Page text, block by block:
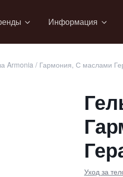
Информация
Armonia / Гармония, С маслами
Уход за